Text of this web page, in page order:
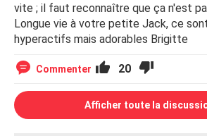
vite ; il faut reconnaître que ça n'est
Longue vie à votre petite Jack, ce
hyperactifs mais adorables Brigitte
Commenter 20
Afficher toute la